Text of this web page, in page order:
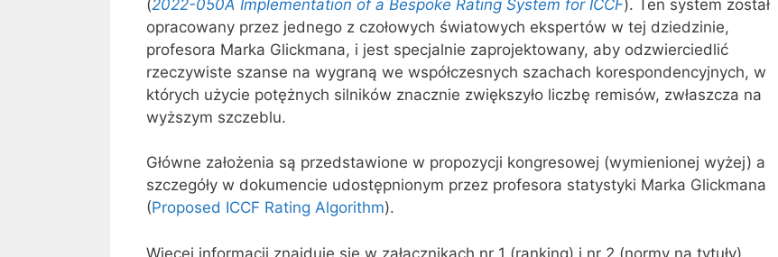
(2022-050A Implementation of a Bespoke Rating System for ICCF). Ten system został
opracowany przez jednego z czołowych światowych ekspertów w tej dziedzinie,
profesora Marka Glickmana, i jest specjalnie zaprojektowany, aby odzwierciedlić
rzeczywiste szanse na wygraną we współczesnych szachach korespondencyjnych, w
których użycie potężnych silników znacznie zwiększyło liczbę remisów, zwłaszcza na
wyższym szczeblu.
Główne założenia są przedstawione w propozycji kongresowej (wymienionej wyżej) a
szczegóły w dokumencie udostępnionym przez profesora statystyki Marka Glickmana
(Proposed ICCF Rating Algorithm).
Więcej informacji znajduje się w załącznikach nr 1 (ranking) i nr 2 (normy na tytuły)